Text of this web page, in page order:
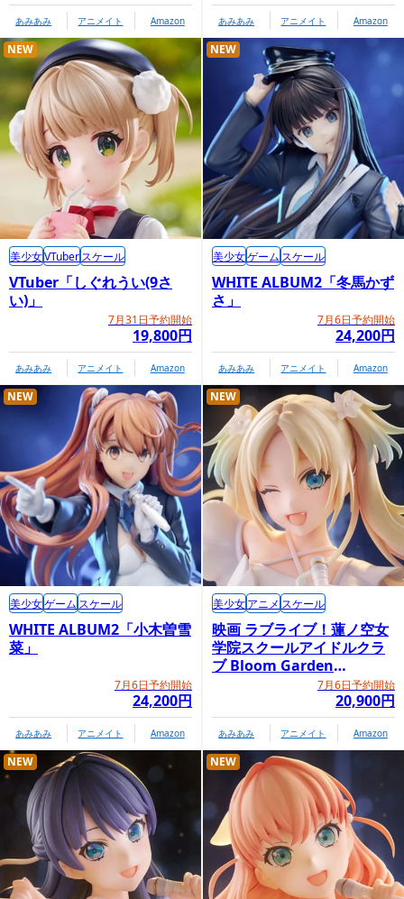
あみあみ アニメイト Amazon あみあみ アニメイト Amazon
VTuber「しぐれうい(9さ
い)」
7月31日予約開始
19,800円
NEW
美少女VTuberスケール
あみあみ アニメイト Amazon
WHITE ALBUM2「冬馬かず
さ」
7月6日予約開始
24,200円
NEW
美少女ゲーム スケール
あみあみ アニメイト Amazon
WHITE ALBUM2「小木曽雪
菜」
7月6日予約開始
24,200円
NEW
美少女ゲーム スケール
あみあみ アニメイト Amazon
映画 ラブライブ！蓮ノ空女
学院スクールアイドルクラ
ブ Bloom Garden
Party「大沢瑠璃乃」7月6日予約開始
20,900円
NEW
美少女アニメ スケール
あみあみ アニメイト Amazon
NEW NEW